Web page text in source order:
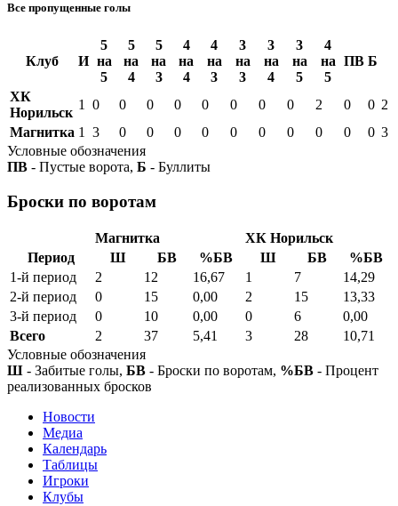
Все пропущенные голы
Клуб И
5
на
5
5
на
4
5
на
3
4
на
4
4
на
3
3
на
3
3
на
4
3
на
5
4
на
5
ПВ Б
ХК
Норильск
1 0 0 0 0 0 0 0 0 2 0 0 2
Магнитка 1 3 0 0 0 0 0 0 0 0 0 0 3
Условные обозначения
ПВ - Пустые ворота, Б - Буллиты
Броски по воротам
Магнитка
ХК Норильск
Период
Ш БВ %БВ Ш БВ
%БВ
1-й период
2 12 16,67 1 7
14,29
2-й период
0 15 0,00 2 15
13,33
3-й период
0 10 0,00 0 6
0,00
Всего
2 37 5,41 3 28
10,71
Условные обозначения
Ш - Забитые голы, БВ - Броски по воротам, %БВ - Процент
реализованных бросков
Новости
Медиа
Календарь
Таблицы
Игроки
Клубы